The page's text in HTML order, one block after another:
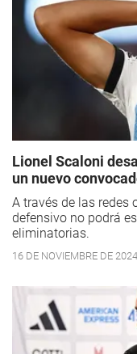
Lionel Scaloni
un nuevo
A través de las redes
defensivo no podrá
eliminatorias.
16 DE NOVIEMBRE DE